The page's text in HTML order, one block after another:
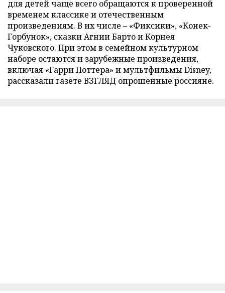
для детей чаще всего обращаются к проверенной
временем классике и отечественным
произведениям. В их числе – «Фиксики», «Конек-
Горбунок», сказки Агнии Барто и Корнея
Чуковского. При этом в семейном культурном
наборе остаются и зарубежные произведения,
включая «Гарри Поттера» и мультфильмы Disney,
рассказали газете ВЗГЛЯД опрошенные россияне.